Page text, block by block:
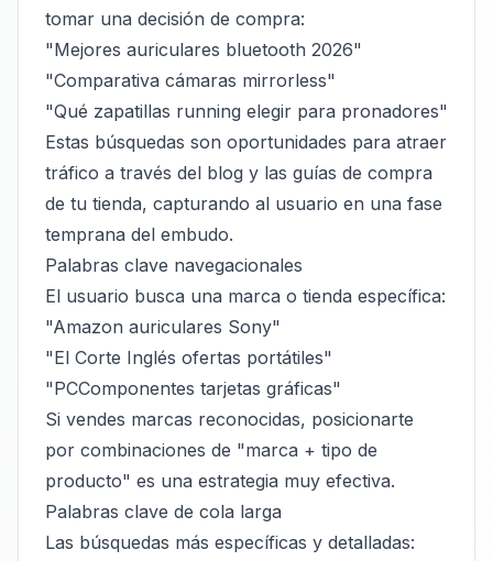
tomar una decisión de compra:
"Mejores auriculares bluetooth 2026"
"Comparativa cámaras mirrorless"
"Qué zapatillas running elegir para pronadores"
Estas búsquedas son oportunidades para atraer
tráfico a través del blog y las guías de compra
de tu tienda, capturando al usuario en una fase
temprana del embudo.
Palabras clave navegacionales
El usuario busca una marca o tienda específica:
"Amazon auriculares Sony"
"El Corte Inglés ofertas portátiles"
"PCComponentes tarjetas gráficas"
Si vendes marcas reconocidas, posicionarte
por combinaciones de "marca + tipo de
producto" es una estrategia muy efectiva.
Palabras clave de cola larga
Las búsquedas más específicas y detalladas: